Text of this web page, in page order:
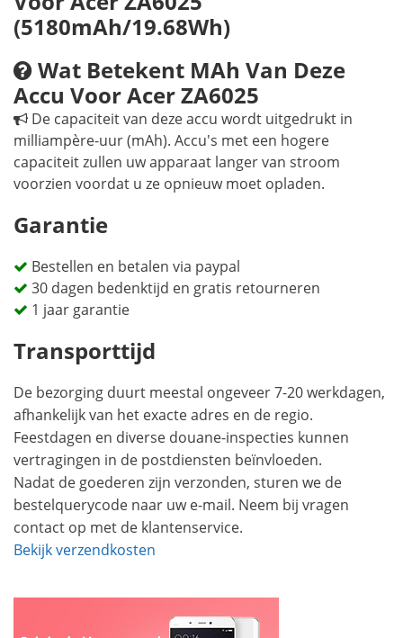
(5180mAh/19.68Wh)
Wat Betekent MAh Van Deze
Accu Voor Acer ZA6025
De capaciteit van deze accu wordt uitgedrukt in
milliampère-uur (mAh). Accu's met een hogere
capaciteit zullen uw apparaat langer van stroom
voorzien voordat u ze opnieuw moet opladen.
Garantie
Bestellen en betalen via paypal
30 dagen bedenktijd en gratis retourneren
1 jaar garantie
Transporttijd
De bezorging duurt meestal ongeveer 7-20 werkdagen,
afhankelijk van het exacte adres en de regio.
Feestdagen en diverse douane-inspecties kunnen
vertragingen in de postdiensten beïnvloeden.
Nadat de goederen zijn verzonden, sturen we de
bestelquerycode naar uw e-mail. Neem bij vragen
contact op met de klantenservice.
Bekijk verzendkosten